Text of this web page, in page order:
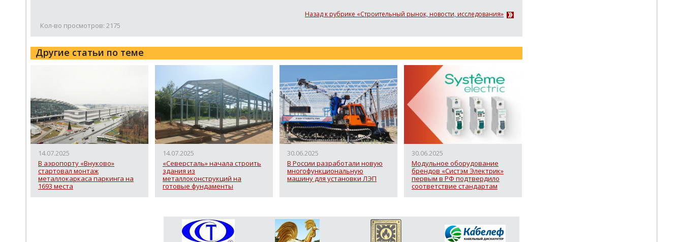
Назад к рубрике «Строительный рынок, новости, исследования»
Кол-во просмотров: 2175
Другие статьи по теме
14.07.2025
В аэропорту «Внуково»
стартовал монтаж
металлокаркаса паркинга на
1693 места
14.07.2025
«Северсталь» начала строить
здания из
металлоконструкций на
готовые фундаменты
30.06.2025
В России разработали новую
многофункциональную
машину для установки ЛЭП
30.06.2025
Модульное оборудование
брендов «Систэм Электрик»
первым в РФ подтвердило
соответствие стандартам